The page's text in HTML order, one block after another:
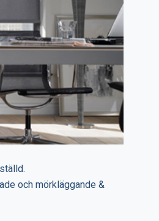
och mörkläggande &